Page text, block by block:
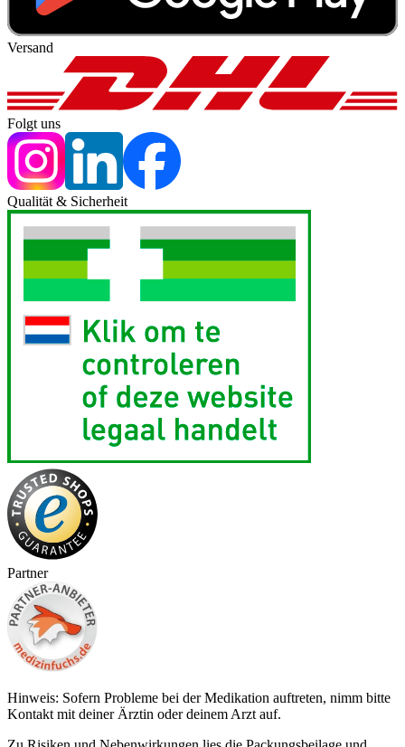
Versand
Folgt uns
Qualität & Sicherheit
Partner
Hinweis: Sofern Probleme bei der Medikation auftreten, nimm bitte
Kontakt mit deiner Ärztin oder deinem Arzt auf.